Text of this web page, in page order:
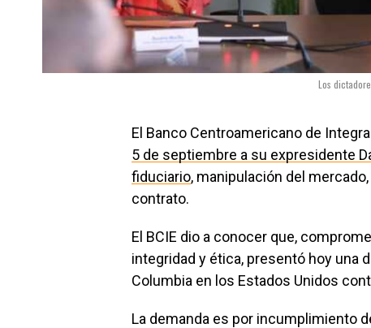
Los
El Banco Centroamericano de
5 de septiembre a su expresidente
fiduciario, manipulación del
contrato.
El BCIE dio a conocer que,
integridad y ética, presentó hoy una
Columbia en los Estados Unidos
La demanda es por incumplimiento